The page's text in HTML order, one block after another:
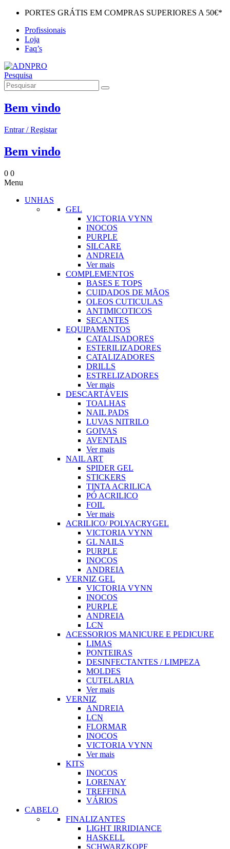
PORTES GRÁTIS EM COMPRAS SUPERIORES A 50€*
Profissionais
Loja
Faq’s
Pesquisa
Bem vindo
Entrar / Registar
Bem vindo
0 0
Menu
UNHAS
GEL
VICTORIA VYNN
INOCOS
PURPLE
SILCARE
ANDREIA
Ver mais
COMPLEMENTOS
BASES E TOPS
CUIDADOS DE MÃOS
OLEOS CUTICULAS
ANTIMICOTICOS
SECANTES
EQUIPAMENTOS
CATALISADORES
ESTERILIZADORES
CATALIZADORES
DRILLS
ESTRELIZADORES
Ver mais
DESCARTÁVEIS
TOALHAS
NAIL PADS
LUVAS NITRILO
GOIVAS
AVENTAIS
Ver mais
NAIL ART
SPIDER GEL
STICKERS
TINTA ACRILICA
PÓ ACRILICO
FOIL
Ver mais
ACRILICO/ POLYACRYGEL
VICTORIA VYNN
GL NAILS
PURPLE
INOCOS
ANDREIA
VERNIZ GEL
VICTORIA VYNN
INOCOS
PURPLE
ANDREIA
LCN
ACESSORIOS MANICURE E PEDICURE
LIMAS
PONTEIRAS
DESINFECTANTES / LIMPEZA
MOLDES
CUTELARIA
Ver mais
VERNIZ
ANDREIA
LCN
FLORMAR
INOCOS
VICTORIA VYNN
Ver mais
KITS
INOCOS
LORENAY
TREFFINA
VÁRIOS
CABELO
FINALIZANTES
LIGHT IRRIDIANCE
HASKELL
SCHWARZKOPF